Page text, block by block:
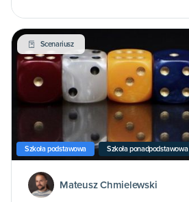
Scenariusz
Szkoła podstawowa Szkoła ponadpodstawowa
Mateusz Chmielewski